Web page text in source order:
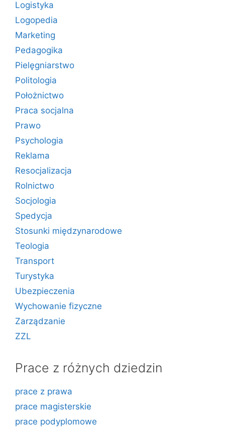
Logistyka
Logopedia
Marketing
Pedagogika
Pielęgniarstwo
Politologia
Położnictwo
Praca socjalna
Prawo
Psychologia
Reklama
Resocjalizacja
Rolnictwo
Socjologia
Spedycja
Stosunki międzynarodowe
Teologia
Transport
Turystyka
Ubezpieczenia
Wychowanie fizyczne
Zarządzanie
ZZL
Prace z różnych dziedzin
prace z prawa
prace magisterskie
prace podyplomowe